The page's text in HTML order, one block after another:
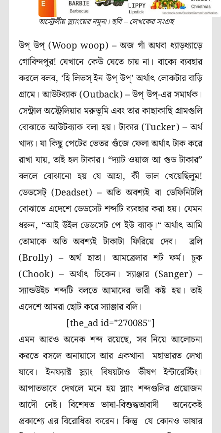
অস্ট্রেলীয় স্ল্যাংয়ের নমুনা। ছবি – লেখকের সংগ্রহ
উপ্ উপ্ (Woop woop) –অজ গাঁ অথবা ধ্যাড়ধ্যাড়ে
গোবিন্দপুর! যেখানে কেউ যেতে চায় না। বাক্যে ব্যবহার
করলে বলব, ‘হি লিভস্ ইন উপ্ উপ্’অর্থাৎ লোকটার বাড়ি
গ্রামে। আউটব্যাক (Outback) – উপ্ উপ্-এর সমার্থক।
সেন্ট্রাল অস্ট্রেলিয়ার মরুভূমি এবং তার কাছাকাছি গ্রামগুলি
বোঝাতে আউটব্যাক বলা হয়। টাকার (Tucker) – অর্থ
খাদ্য। যা কিছু পেটের ভেতর গুঁজে ফেলা অর্থাৎ টাক করে
রাখা যায়, তাই হল টাকার। “দ্যাট ওয়াজ আ গুড টাকার”
বললে বোঝানো হয় যে আহা, কী ভাল খেয়েছিলুম!
ডেডসেট্ (Deadset) – অতি অবশ্যই বা ডেফিনিটলি
বোঝাতে এদেশে ডেডসেট শব্দটি ব্যবহার করা হয়। যেমন
ধরুন, “আই উইল ডেডসেট পে ইউ ব্যাক্।“ অর্থাৎ আমি
তোমাকে অতি অবশ্যই টাকাটা ফিরিয়ে দেব।
ব্রলি
(Brolly) – অর্থ ছাতা। আমব্রেলার শর্ট ফর্ম। চুক
(Chook) –অর্থাৎ চিকেন। স্যাঞ্জার (Sanger)–
স্যান্ডউইচ শব্দটি বলতে আমাদের ভারী কষ্ট হয়। তাই
এদেশে আমরা ছোট করে স্যাঞ্জার বলি।
[the_ad id=”270085″]
এমন আরও অনেক শব্দ রয়েছে, সব নিয়ে আলোচনা
করতে বসলে অনায়াসে আর একখানা মহাভারত লেখা
যাবে। ইনফ্যাক্ট স্ল্যাং বিষয়টাও ভীষণ ইন্টারেস্টিং।
আপাতভাবে দেখলে মনে হয় স্ল্যাং শব্দগুলির প্রয়োজন
আদৌ নেই। বিশেষত ভাষা-বিশুদ্ধতাবাদী অনেকেই
প্রকাশ্যে এর বিরোধিতা করেন। কিন্তু যে কোনও ভাষার